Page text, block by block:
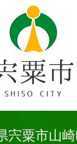
粟市山崎